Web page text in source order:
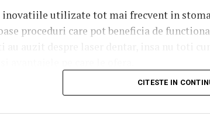
utilizate tot mai frecvent in
proceduri care pot beneficia de
dentar este un echipament care utilizeaza
CITESTE IN